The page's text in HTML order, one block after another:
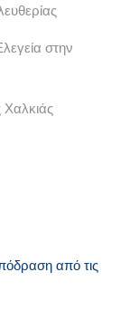
στην
από τις